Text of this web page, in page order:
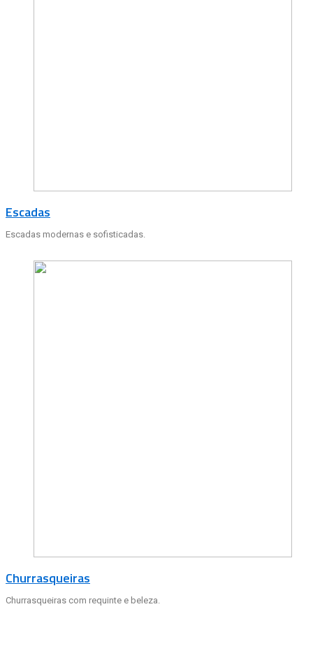
Escadas
Escadas modernas e sofisticadas.
Churrasqueiras
Churrasqueiras com requinte e beleza.